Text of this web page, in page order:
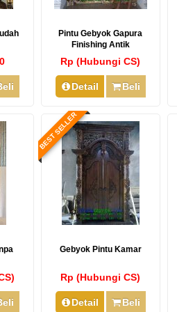
Pintu Gebyok Gapura
Finishing Antik
Rp (Hubungi CS)
Detail Beli
BEST SELLER
Gebyok Pintu Kamar
Rp (Hubungi CS)
Detail Beli